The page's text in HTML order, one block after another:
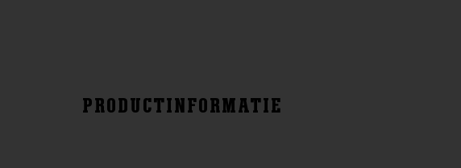
PRODUCTINFORMATIE